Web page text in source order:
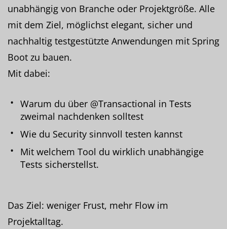
unabhängig von Branche oder Projektgröße. Alle
mit dem Ziel, möglichst elegant, sicher und
nachhaltig testgestützte Anwendungen mit Spring
Boot zu bauen.
Mit dabei:
Warum du über @Transactional in Tests
zweimal nachdenken solltest
Wie du Security sinnvoll testen kannst
Mit welchem Tool du wirklich unabhängige
Tests sicherstellst.
Das Ziel: weniger Frust, mehr Flow im
Projektalltag.